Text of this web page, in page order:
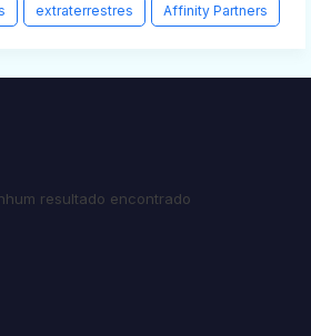
extraterrestres Affinity Partners
resultado encontrado